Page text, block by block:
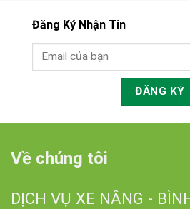
Đăng Ký Nhận Tin
Về chúng tôi
DỊCH VỤ XE NÂNG -